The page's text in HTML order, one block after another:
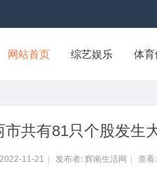
网站首页 综艺娱乐 体
市共有81只个股发生
2022-11-21 发布者: 辉南生活网 查